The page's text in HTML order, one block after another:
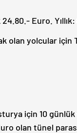
Euro.
olan yolcular
için 10
olan tünel